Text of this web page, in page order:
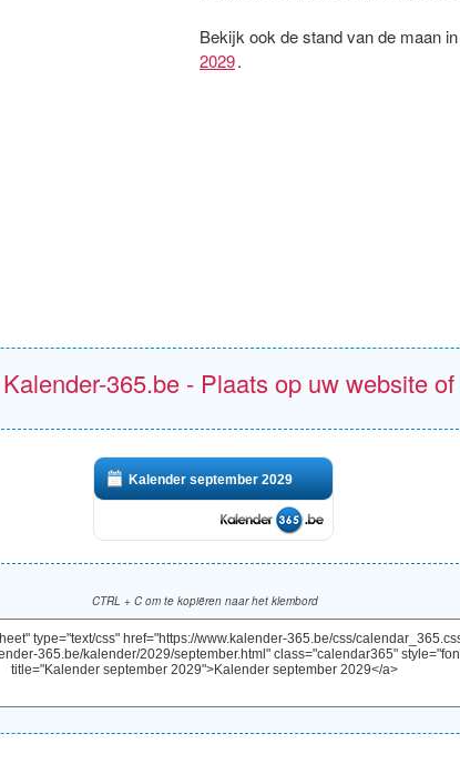
Bekijk ook de stand van de maan
2029.
365.be - Plaats op uw website
Kalender september 2029
CTRL + C om te kopiëren naar het klembord